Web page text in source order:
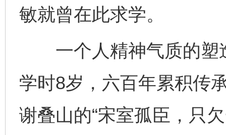
敏就曾在此求学。
一个人精神气质的塑
学时8岁，六百年累积传
谢叠山的“宋室孤臣，只